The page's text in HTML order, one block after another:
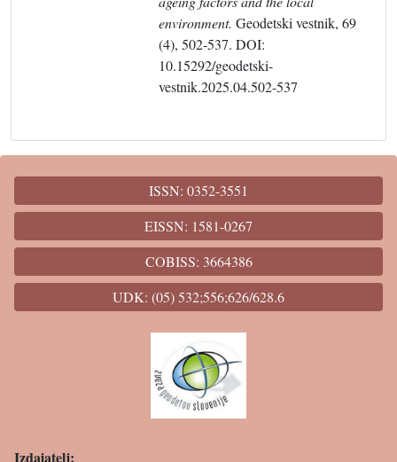
environment. Geodetski vestnik, 69
(4), 502-537. DOI:
10.15292/geodetski-
vestnik.2025.04.502-537
ISSN: 0352-3551
EISSN: 1581-0267
COBISS: 3664386
UDK: (05) 532;556;626/628.6
Izdajatelj: